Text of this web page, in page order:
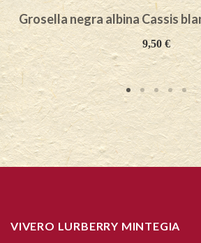
Grosella negra albina Cassis
9,50€
VIVERO LURBERRY MINTEGIA